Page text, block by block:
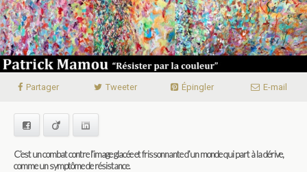
Partager Tweeter Épingler E-mail
Facebook Viadeo
C’est un combat contre l’image glacée et frissonnante d’un monde qui part à la dérive,
comme un symptôme de résistance.